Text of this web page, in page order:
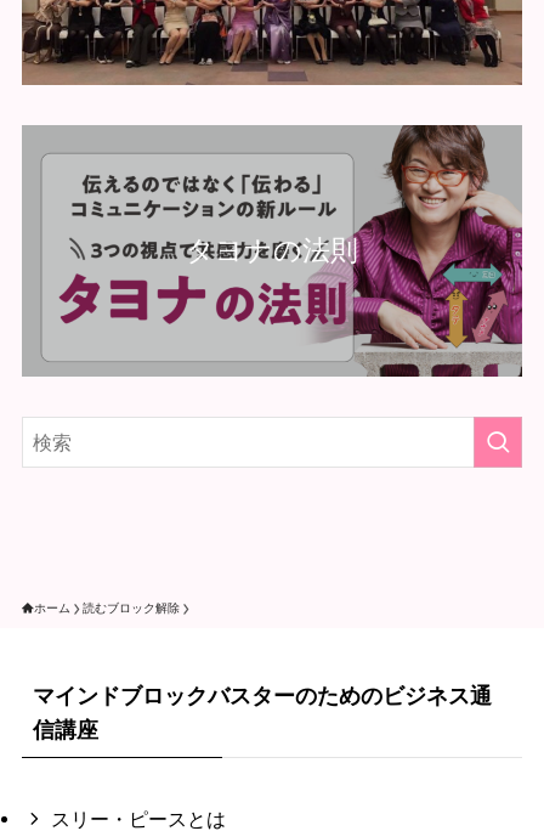
タヨナの法則
ホーム 読むブロック解除
マインドブロックバスターのためのビジネス通
信講座
スリー・ピースとは